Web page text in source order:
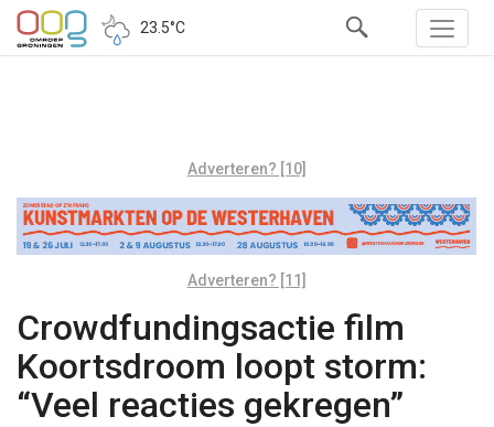
23.5°C
Adverteren? [10]
Adverteren? [11]
Crowdfundingsactie film
Koortsdroom loopt storm:
“Veel reacties gekregen”